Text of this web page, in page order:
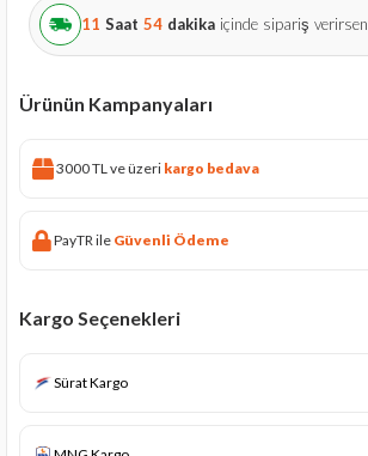
11 Saat 54 dakika içinde sipariş verirsen
Ürünün Kampanyaları
3000 TL ve üzeri kargo bedava
PayTR ile Güvenli Ödeme
Kargo Seçenekleri
Sürat Kargo